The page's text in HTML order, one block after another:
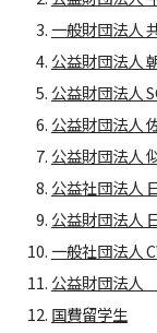
一般財団法人
公益財団法人
公益財団法人
公益財団法人
公益財団法人
公益社団法人
公益財団法人
一般社団法人
公益財団法人
国費留学生